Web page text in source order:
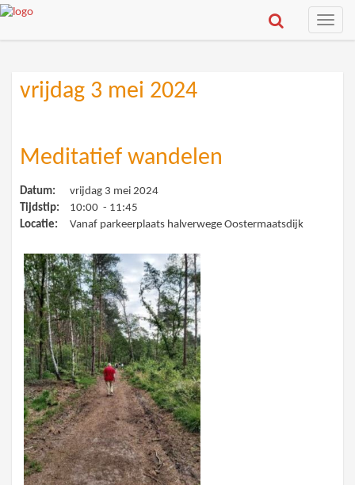
Toggle
vrijdag 3 mei 2024
Meditatief wandelen
Datum:
vrijdag 3 mei 2024
Tijdstip:
10:00 - 11:45
Locatie:
Vanaf parkeerplaats halverwege Oostermaatsdijk